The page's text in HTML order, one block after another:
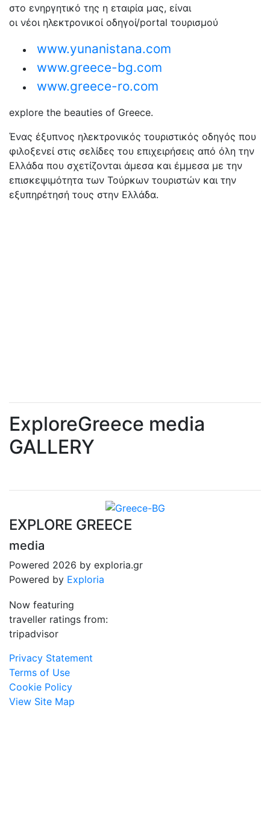
στο ενηργητικό της η εταιρία μας, είναι
οι νέοι ηλεκτρονικοί οδηγοί/portal τουρισμού
www.yunanistana.com
www.greece-bg.com
www.greece-ro.com
explore the beauties of Greece.
Ένας έξυπνος ηλεκτρονικός τουριστικός οδηγός που
φιλοξενεί στις σελίδες του επιχειρήσεις από όλη την
Ελλάδα που σχετίζονται άμεσα και έμμεσα με την
επισκεψιμότητα των Τούρκων τουριστών και την
εξυπηρέτησή τους στην Ελλάδα.
ExploreGreece media
GALLERY
EXPLORE GREECE
media
Powered 2026 by exploria.gr
Powered by Exploria
Now featuring
traveller ratings from:
tripadvisor
Privacy Statement
Terms of Use
Cookie Policy
View Site Map